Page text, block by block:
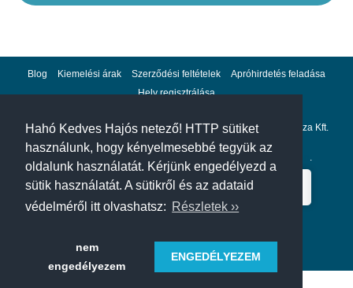
Hahó Kedves Hajós netező! HTTP sütiket
használunk, hogy kényelmesebbé tegyük az
oldalunk használatát. Kérjünk engedélyezd a
sütik használatát. A sütikről és az adataid
védelméről itt olvashatsz: Részletek ››
nem
engedélyezem
ENGEDÉLYEZEM
Blog Kiemelési árak Szerződési feltételek
Apróhirdetés feladása
Hely regisztrálása
Adatvédelem Impresszum A hahohajo.hu kiadója a GlobalPlaza Kft.
A hahohajo.hu online bankkártyás fizetési partnere az .